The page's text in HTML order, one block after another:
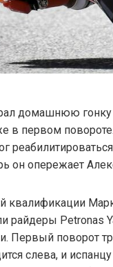
домашнюю гонку
в первом
он опережает
квалификации
райдеры Petronas
Первый поворот
слева, и